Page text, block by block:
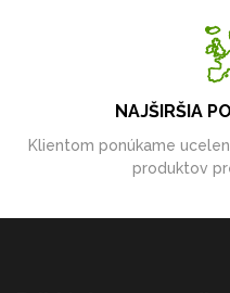
NAJŠIRŠIA
Klientom ponúkame
produktov